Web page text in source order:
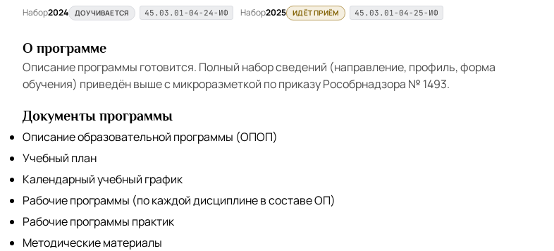
Набор2024 ДОУЧИВАЕТСЯ 45.03.01-04-24-ИФ Набор2025 ИДЁТ ПРИЁМ 45.03.01-04-25-ИФ
О программе
Описание программы готовится. Полный набор сведений (направление, профиль, форма
обучения) приведён выше с микроразметкой по приказу Рособрнадзора № 1493.
Документы программы
Описание образовательной программы (ОПОП)
Учебный план
Календарный учебный график
Рабочие программы (по каждой дисциплине в составе ОП)
Рабочие программы практик
Методические материалы